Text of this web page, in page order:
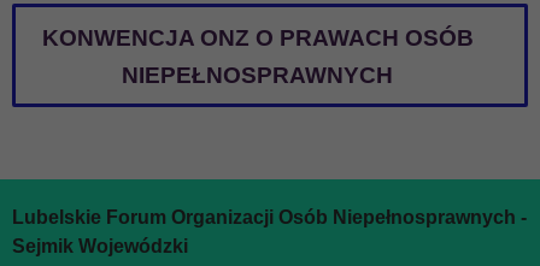
KONWENCJA ONZ O PRAWACH OSÓB
NIEPEŁNOSPRAWNYCH
Lubelskie Forum Organizacji Osób Niepełnosprawnych -
Sejmik Wojewódzki